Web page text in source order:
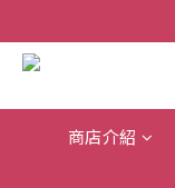
商店介紹